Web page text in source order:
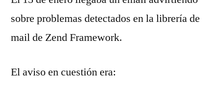
sobre problemas detectados en la librería de
mail de Zend Framework.
El aviso en cuestión era: